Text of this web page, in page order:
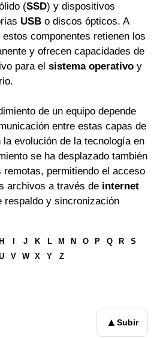
(SSD) y dispositivos
USB o discos ópticos. A
componentes retienen los
y ofrecen capacidades de
para elsistema operativo y
de un equipo depende
entre estas capas de
evolución de la tecnología en
se ha desplazado también
permitiendo el acceso
archivos a través de internet
respaldo y sincronización
H J K L M N O P Q R
S
V W X Y Z
▲ Subir